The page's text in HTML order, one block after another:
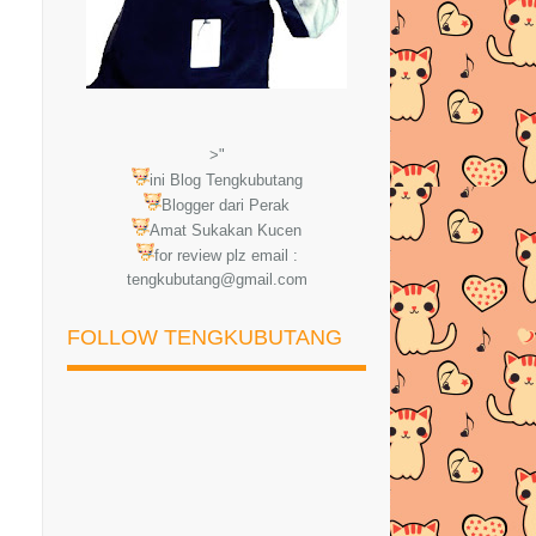
>"
ini Blog Tengkubutang
Blogger dari Perak
Amat Sukakan Kucen
for review plz email :
tengkubutang@gmail.com
FOLLOW TENGKUBUTANG